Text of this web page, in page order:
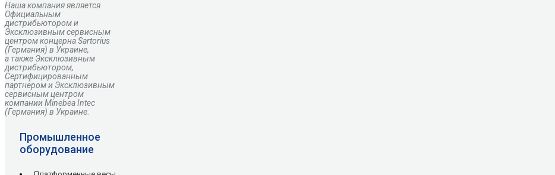
Наша компания является
Официальным
дистрибьютором и
Эксклюзивным сервисным
центромконцернаSartorius
(Германия) в Украине,
а также Эксклюзивным
дистрибьютором,
Сертифицированным
партнёром и Эксклюзивным
сервисным центром
компании Minebea Intec
(Германия) в Украине.
Промышленное
оборудование